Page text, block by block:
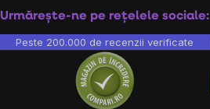
Urmărește-ne pe rețelele sociale:
Peste 200.000 de recenzii verificate